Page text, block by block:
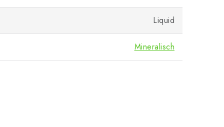
Liquid
Mineralisch